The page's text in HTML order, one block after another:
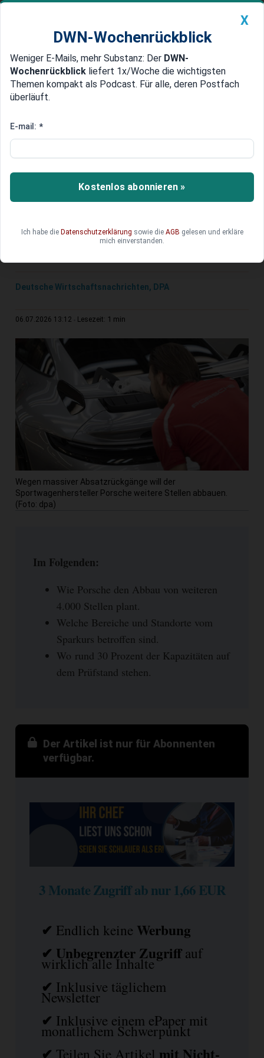
Newsticker MEIN DWN: Geldanlage Premium
Edelmetalle DWN-Magazin China
Stellenabbau bei Porsche:
Jobs
Wegen der Absatzkrise fallen beim
Sportwagenhersteller Porsche bereits mehr als
Bericht zufolge noch deutlich höher ausfallen.
Deutsche Wirtschaftsnachrichten, DPA
06.07.2026 13:12 Lesezeit: 1 min
Wegen massiver Absatzrückgänge will der
Sportwagenhersteller Porsche weitere Stellen abbauen.
(Foto: dpa)
Im Folgenden:
Wie Porsche den Abbau von weiteren
4.000 Stellen plant.
Welche Bereiche und Standorte vom
Sparkurs betroffen sind.
Wo rund 30 Prozent der Kapazitäten auf
dem Prüfstand stehen.
Der Artikel ist nur für Abonnenten
verfügbar.
3 Monate Zugriff ab nur 1,66 EUR
✔ Endlich keine Werbung
✔ Unbegrenzter Zugriffauf
wirklich alle Inhalte
✔ Inklusive täglichem
Newsletter
✔ Inklusive einem ePaper mit
monatlichem Schwerpunkt
✔Teilen Sie Artikel mit Nicht-
X
DWN-Wochenrückblick
Weniger E-Mails, mehr Substanz: Der DWN-
Wochenrückblick liefert 1x/Woche die wichtigsten
Themen kompakt als Podcast. Für alle, deren Postfach
überläuft.
E-mail: *
Kostenlos abonnieren »
Ich habe die Datenschutzerklärung sowie die AGB gelesen und erkläre
mich einverstanden.